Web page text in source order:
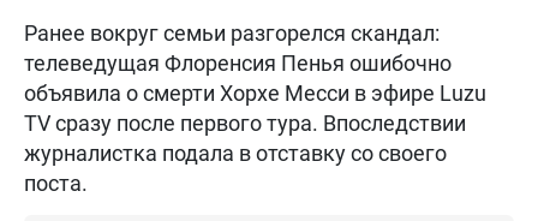
Ранее вокруг семьи разгорелся скандал:
телеведущая Флоренсия Пенья ошибочно
объявила о смерти Хорхе Месси в эфире Luzu
TV сразу после первого тура. Впоследствии
журналистка подала в отставку со своего
поста.